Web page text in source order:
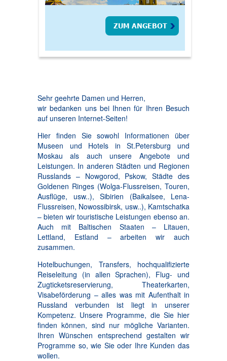
ZUM ANGEBOT
Sehr geehrte Damen und Herren,
wir bedanken uns bei Ihnen für Ihren Besuch
auf unseren Internet-Seiten!
Hier finden Sie sowohl Informationen über
Museen und Hotels in St.Petersburg und
Moskau als auch unsere Angebote und
Leistungen. In anderen Städten und Regionen
Russlands – Nowgorod, Pskow, Städte des
Goldenen Ringes (Wolga-Flussreisen, Touren,
Ausflüge, usw..), Sibirien (Baikalsee, Lena-
Flussreisen, Nowossibirsk, usw..), Kamtschatka
– bieten wir touristische Leistungen ebenso an.
Auch mit Baltischen Staaten – Litauen,
Lettland, Estland – arbeiten wir auch
zusammen.
Hotelbuchungen, Transfers, hochqualifizierte
Reiseleitung (in allen Sprachen), Flug- und
Zugticketsreservierung, Theaterkarten,
Visabeförderung – alles was mit Aufenthalt in
Russland verbunden ist liegt in unserer
Kompetenz. Unsere Programme, die Sie hier
finden können, sind nur mögliche Varianten.
Ihren Wünschen entsprechend gestalten wir
Programme so, wie Sie oder Ihre Kunden das
wollen.